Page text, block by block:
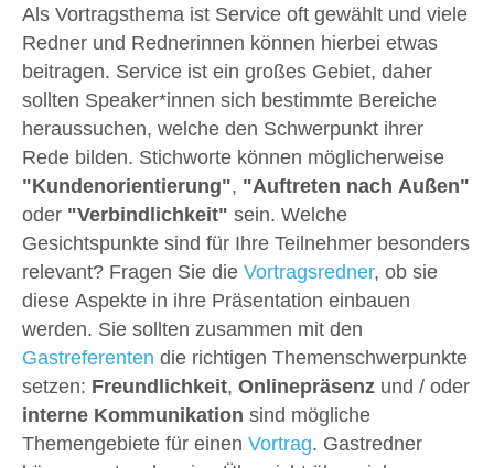
Als Vortragsthema ist Service oft gewählt und viele
Redner und Rednerinnen können hierbei etwas
beitragen. Service ist ein großes Gebiet, daher
sollten Speaker*innen sich bestimmte Bereiche
heraussuchen, welche den Schwerpunkt ihrer
Rede bilden. Stichworte können möglicherweise
"Kundenorientierung"
"Auftreten nach Außen"
oder "Verbindlichkeit" sein. Welche
Gesichtspunkte sind für Ihre Teilnehmer besonders
relevant? Fragen Sie die Vortragsredner, ob sie
diese Aspekte in ihre Präsentation einbauen
werden. Sie sollten zusammen mit den
Gastreferenten die richtigen Themenschwerpunkte
setzen: Freundlichkeit Onlinepräsenz und / oder
interne Kommunikation sind mögliche
Themengebiete für einen Vortrag . Gastredner